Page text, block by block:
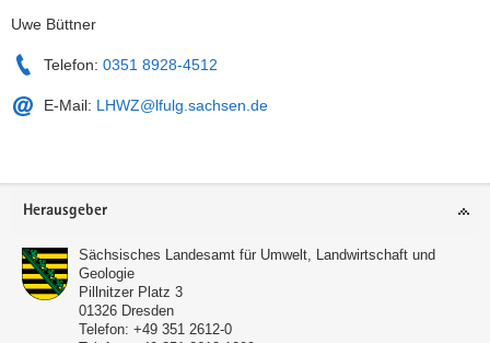
Uwe Büttner
Telefon: 0351 8928-4512
E-Mail: LHWZ@lfulg.sachsen.de
Service
Herausgeber
Sächsisches Landesamt für Umwelt, Landwirtschaft und
Geologie
Pillnitzer Platz 3
01326 Dresden
Telefon: +49 351 2612-0